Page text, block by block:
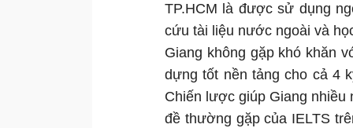
TP.HCM là được sử dụng
cứu tài liệu nước ngoài và
Giang không gặp khó khăn
dựng tốt nền tảng cho cả 4
Chiến lược giúp Giang nhiều
đề thường gặp của IELTS